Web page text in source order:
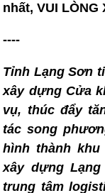
nhất, VUI LÒNG
----
Tỉnh Lạng Sơn
xây dựng Cửa
vụ, thúc đẩy
tác song
hình thành
xây dựng
trung tâm